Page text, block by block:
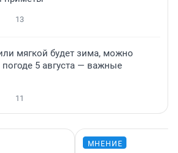
13
мягкой будет зима, можно
погоде 5 августа — важные
11
МНЕНИЕ